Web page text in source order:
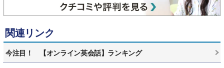
関連リンク
今注目！ 【オンライン英会話】ランキング